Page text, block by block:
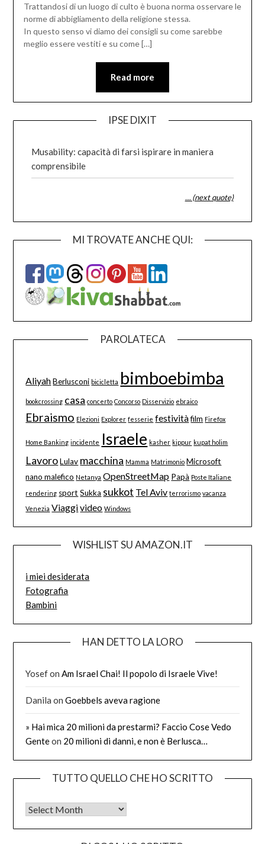
Trattandosi di un luogo di culto è buona norma osservare le
norme di abbigliamento della religione stessa.
In questo senso vi diamo dei consigli su come sarebbe
meglio essere vestiti e su come […]
Read more
IPSE DIXIT
Musability: capacità di farsi ispirare in maniera
comprensibile
… (next quote)
MI TROVATE ANCHE QUI:
PAROLATECA
Aliyah Berlusconi bicicletta bimboebimba
bookcrossing casa concerto Concorso Disservizio ebraico
Ebraismo Elezioni Explorer fesserie festività film Firefox
Home Banking incidente Israele kasher kippur kupat holim
Lavoro Lulav macchina Mamma Matrimonio Microsoft
nano malefico Netanya OpenStreetMap Papà Poste Italiane
rendering sport Sukka sukkot Tel Aviv terrorismo vacanza
Venezia Viaggivideo Windows
WISHLIST SU AMAZON.IT
i miei desiderata
Fotografia
Bambini
HAN DETTO LA LORO
YosefonAm Israel Chai! Il popolo di Israele Vive!
Danila onGoebbels aveva ragione
» Hai mica 20 milioni da prestarmi? Faccio Cose Vedo
Genteon 20 milioni di danni, e non è Berlusca…
TUTTO QUELLO CHE HO SCRITTO
Tutto quello che ho scritto